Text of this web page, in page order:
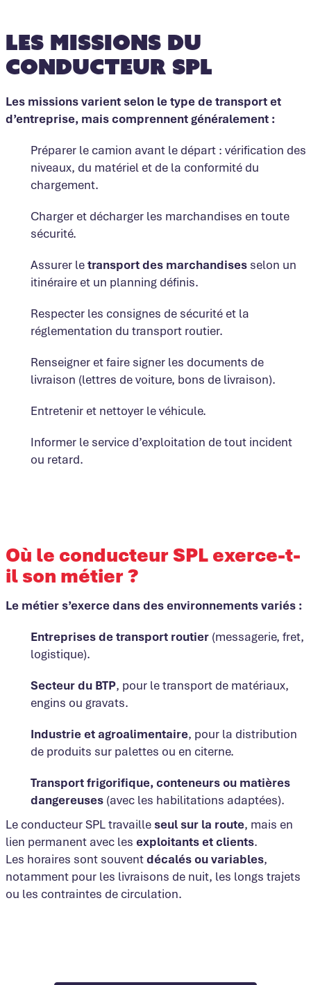
Les missions du
conducteur SPL
Les missions varient selon le type de transport et
d’entreprise, mais comprennent généralement :
Préparer le camion avant le départ : vérification des
niveaux, du matériel et de la conformité du
chargement.
Charger et décharger les marchandises en toute
sécurité.
Assurer letransport des marchandisesselon un
itinéraire et un planning définis.
Respecter les consignes de sécurité et la
réglementation du transport routier.
Renseigner et faire signer les documents de
livraison (lettres de voiture, bons de livraison).
Entretenir et nettoyer le véhicule.
Informer le service d’exploitation de tout incident
ou retard.
Où le conducteur SPL exerce-t-
il son métier ?
Le métier s’exerce dans des environnements variés :
Entreprises de transport routier(messagerie, fret,
logistique).
Secteur du BTP, pour le transport de matériaux,
engins ou gravats.
Industrie et agroalimentaire, pour la distribution
de produits sur palettes ou en citerne.
Transport frigorifique, conteneurs ou matières
dangereuses(avec les habilitations adaptées).
Le conducteur SPL travaille seul sur la route, mais en
lien permanent avec les exploitants et clients.
Les horaires sont souventdécalés ou variables,
notamment pour les livraisons de nuit, les longs trajets
ou les contraintes de circulation.